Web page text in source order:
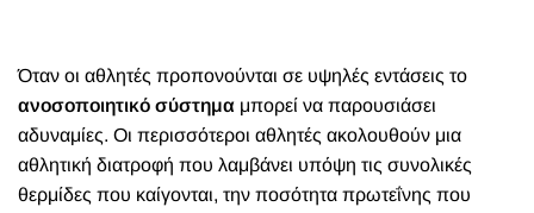
Όταν οι αθλητές προπονούνται σε υψηλές εντάσεις το
ανοσοποιητικό σύστημα μπορεί να παρουσιάσει
αδυναμίες. Οι περισσότεροι αθλητές ακολουθούν μια
αθλητική διατροφή που λαμβάνει υπόψη τις συνολικές
θερμίδες που καίγονται, την ποσότητα πρωτεΐνης που